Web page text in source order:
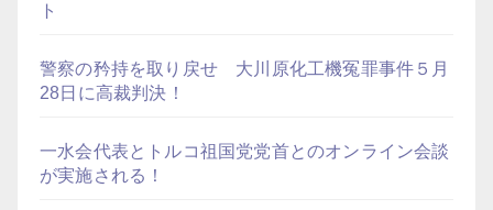
ト
警察の矜持を取り戻せ 大川原化工機冤罪事件５月
28日に高裁判決！
一水会代表とトルコ祖国党党首とのオンライン会談
が実施される！